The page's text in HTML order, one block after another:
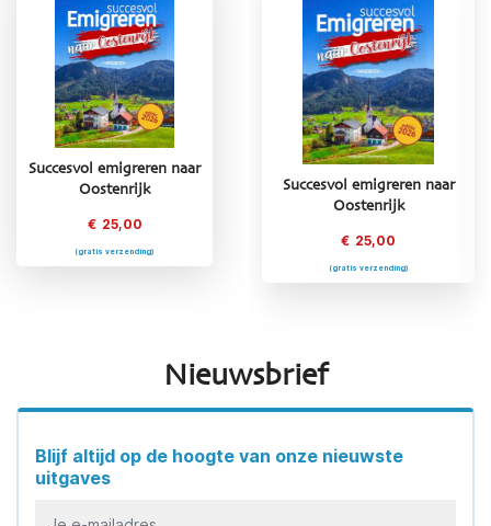
Succesvol emigreren naar
Oostenrijk
€ 25,00
(gratis verzending)
Succesvol emigreren naar
(gratis verzending)
Succesvol emigreren naar
Oostenrijk
€ 25,00
(gratis verzending)
Nieuwsbrief
Blijf altijd op de hoogte van onze nieuwste
uitgaves